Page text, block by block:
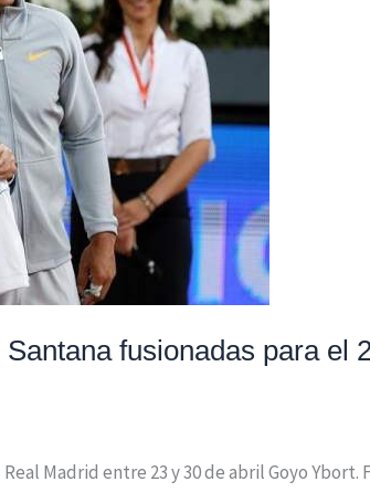
fusionadas para el
Madrid entre 23 y 30 de abril Goyo